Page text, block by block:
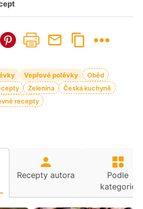
Vepřové polévky
Oběd
Zelenina
Česká kuchyně
recepty
Recepty autora
Podle
kategorie